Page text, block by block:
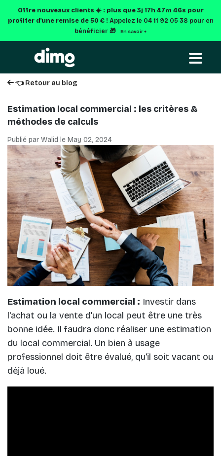
Offre nouveaux clients ☀️ : plus que 3j 17h 47m 45s pour
profiter d'une remise de 50 € ! Appelez le 04 11 92 05 38 pour en
bénéficier 🎁
En savoir +
👈 Retour au blog
Estimation local commercial : les critères &
méthodes de calculs
Publié par Walid le May 02, 2024
Estimation local commercial : Investir dans
l'achat ou la vente d'un local peut être une très
bonne idée. Il faudra donc réaliser une estimation
du local commercial. Un bien à usage
professionnel doit être évalué, qu'il soit vacant ou
déjà loué.